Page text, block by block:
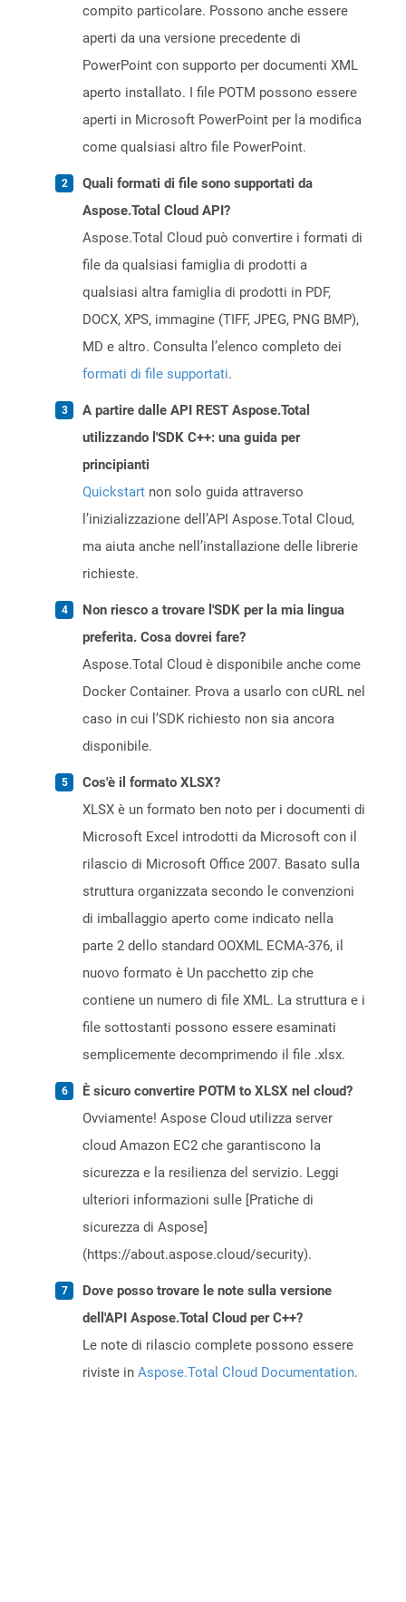
compito particolare. Possono anche essere
aperti da una versione precedente di
PowerPoint con supporto per documenti XML
aperto installato. I file POTM possono essere
aperti in Microsoft PowerPoint per la modifica
come qualsiasi altro file PowerPoint.
Quali formati di file sono supportati da
Aspose.Total Cloud API?
Aspose.Total Cloud può convertire i formati di
file da qualsiasi famiglia di prodotti a
qualsiasi altra famiglia di prodotti in PDF,
DOCX, XPS, immagine (TIFF, JPEG, PNG BMP),
MD e altro. Consulta l’elenco completo dei
formati di file supportati.
A partire dalle API REST Aspose.Total
utilizzando l'SDK C++: una guida per
principianti
Quickstart non solo guida attraverso
l’inizializzazione dell’API Aspose.Total Cloud,
ma aiuta anche nell’installazione delle librerie
richieste.
Non riesco a trovare l'SDK per la mia lingua
preferita. Cosa dovrei fare?
Aspose.Total Cloud è disponibile anche come
Docker Container. Prova a usarlo con cURL nel
caso in cui l’SDK richiesto non sia ancora
disponibile.
Cos'è il formato XLSX?
XLSX è un formato ben noto per i documenti di
Microsoft Excel introdotti da Microsoft con il
rilascio di Microsoft Office 2007. Basato sulla
struttura organizzata secondo le convenzioni
di imballaggio aperto come indicato nella
parte 2 dello standard OOXML ECMA-376, il
nuovo formato è Un pacchetto zip che
contiene un numero di file XML. La struttura e i
file sottostanti possono essere esaminati
semplicemente decomprimendo il file .xlsx.
È sicuro convertire POTM to XLSX nel cloud?
Ovviamente! Aspose Cloud utilizza server
cloud Amazon EC2 che garantiscono la
sicurezza e la resilienza del servizio. Leggi
ulteriori informazioni sulle [Pratiche di
sicurezza di Aspose]
(https://about.aspose.cloud/security).
Dove posso trovare le note sulla versione
dell'API Aspose.Total Cloud per C++?
Le note di rilascio complete possono essere
riviste in Aspose.Total Cloud Documentation.